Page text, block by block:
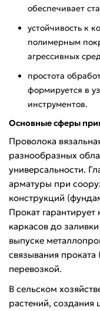
обеспечивает
устойчивость к
полимерным
агрессивных
простота
формируется в
инструментов.
Основные сферы
Проволока
разнообразных
универсальности.
арматуры при
конструкций
Прокат
каркасов до
выпуске
связывания
перевозкой.
В сельском
растений, создания